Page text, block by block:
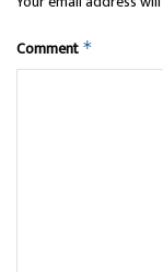
Comment *